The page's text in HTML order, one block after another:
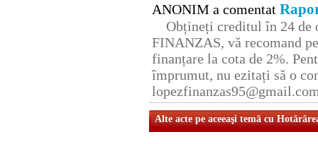
ANONIM a comentat
Obțineți creditul în 24 de
FINANZAS, vă recomand
finanțare la cota de 2%.
împrumut, nu ezitați să o
Alte acte pe aceeaşi temă cu